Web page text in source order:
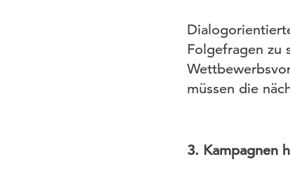
Folgefragen zu
müssen die
3. Kampagnen